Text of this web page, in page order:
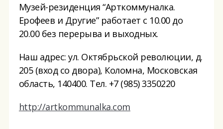
Музей-резиденция “Арткоммуналка.
Ерофеев и Другие” работает с 10.00 до
20.00 без перерыва и выходных.
Наш адрес: ул. Октябрьской революции, д.
205 (вход со двора), Коломна, Московская
область, 140400. Тел. +7 (985) 3350220
http://artkommunalka.com